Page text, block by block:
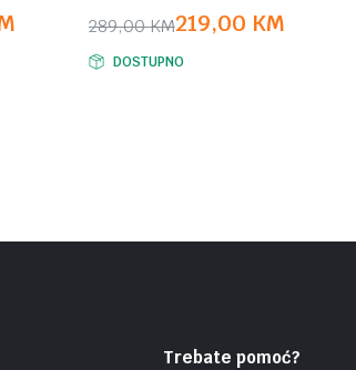
289,00KM
Original
price
219,00 KM
Current
price
DOSTUPNO
Trebate pomoć?